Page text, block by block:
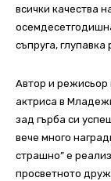
всички качества
съпруга,
Автор и режисьор
актриса в
зад гърба си
вече много
страшно” е
просветното